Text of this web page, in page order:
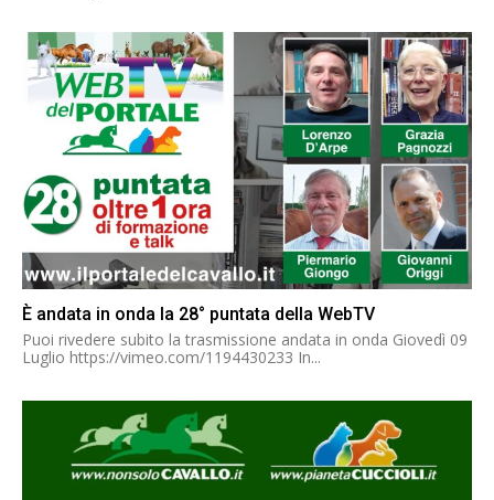
È andata in onda la 28° puntata della WebTV
Puoi rivedere subito la trasmissione andata in onda Giovedì 09
Luglio https://vimeo.com/1194430233 In...